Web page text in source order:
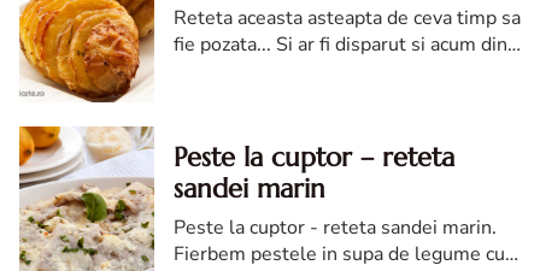
Reteta aceasta asteapta de ceva timp sa
fie pozata... Si ar fi disparut si acum din
Peste la cuptor – reteta
sandei marin
Peste la cuptor - reteta sandei marin.
Fierbem pestele in supa de legume cu o